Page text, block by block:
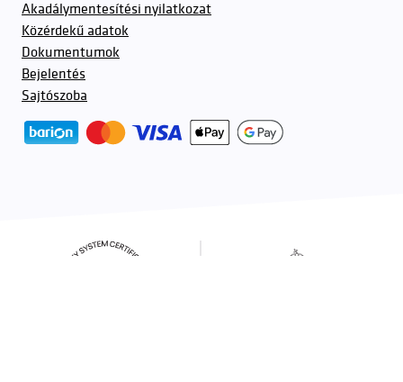
Akadálymentesítési nyilatkozat
Közérdekű adatok
Dokumentumok
Bejelentés
Sajtószoba